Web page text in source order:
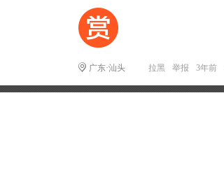
广东·汕头 拉黑 举报 3年前